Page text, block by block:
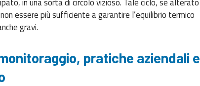
in una sorta di circolo vizioso. Tale ciclo, se alterato
essere più sufficiente a garantire l’equilibrio termico
gravi.
pratiche aziendali e